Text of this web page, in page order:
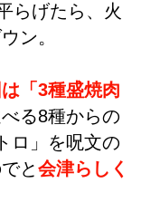
らげたら、火
ン。
「3種盛焼肉
る8種からの
ロ」を呪文の
と会津らしく